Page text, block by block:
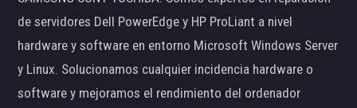
de servidores Dell PowerEdge y HP ProLiant a nivel
hardware y software en entorno Microsoft Windows Server
y Linux. Solucionamos cualquier incidencia hardware o
software y mejoramos el rendimiento del ordenador